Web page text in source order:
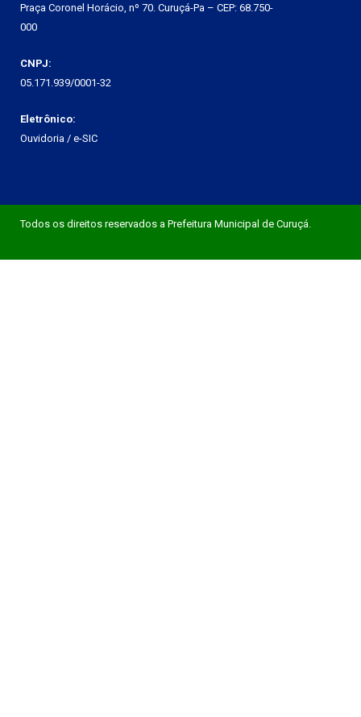
Praça Coronel Horácio, nº 70. Curuçá-Pa – CEP: 68.750-
000
CNPJ:
05.171.939/0001-32
Eletrônico:
Ouvidoria / e-SIC
Todos os direitos reservados a Prefeitura Municipal de Curuçá.